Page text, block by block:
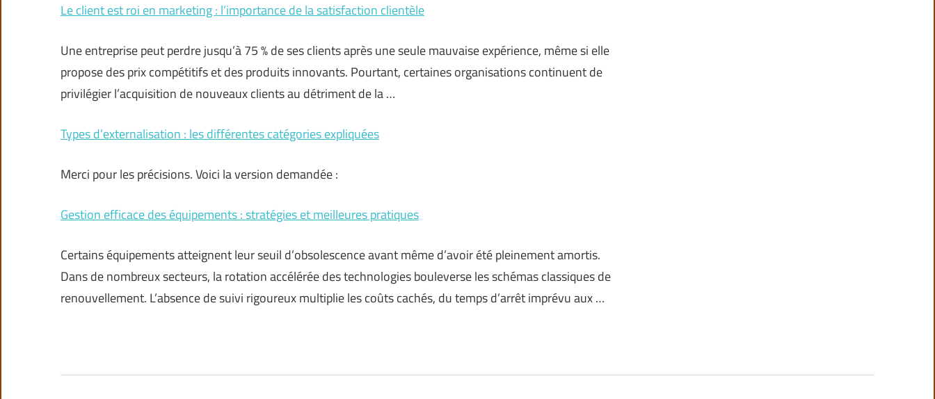
Le client est roi en marketing : l’importance de la satisfaction clientèle
Une entreprise peut perdre jusqu’à 75 % de ses clients après une seule mauvaise expérience, même si elle
propose des prix compétitifs et des produits innovants. Pourtant, certaines organisations continuent de
privilégier l’acquisition de nouveaux clients au détriment de la …
Types d’externalisation : les différentes catégories expliquées
Merci pour les précisions. Voici la version demandée :
Gestion efficace des équipements : stratégies et meilleures pratiques
Certains équipements atteignent leur seuil d’obsolescence avant même d’avoir été pleinement amortis.
Dans de nombreux secteurs, la rotation accélérée des technologies bouleverse les schémas classiques de
renouvellement. L’absence de suivi rigoureux multiplie les coûts cachés, du temps d’arrêt imprévu aux …